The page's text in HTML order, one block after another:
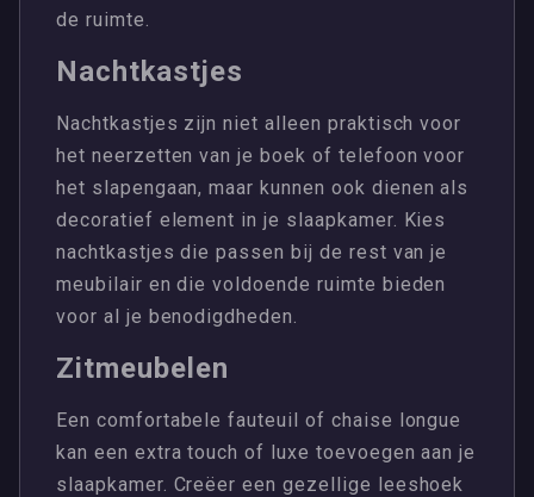
de ruimte.
Nachtkastjes
Nachtkastjes zijn niet alleen praktisch voor
het neerzetten van je boek of telefoon voor
het slapengaan, maar kunnen ook dienen als
decoratief element in je slaapkamer. Kies
nachtkastjes die passen bij de rest van je
meubilair en die voldoende ruimte bieden
voor al je benodigdheden.
Zitmeubelen
Een comfortabele fauteuil of chaise longue
kan een extra touch of luxe toevoegen aan je
slaapkamer. Creëer een gezellige leeshoek